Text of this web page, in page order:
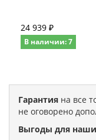
24 939 ₽
В наличии: 7
Гарантия на все
не оговорено
Выгоды для